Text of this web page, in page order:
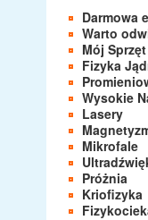
Darmowa
Warto
Mój Sprzęt
Fizyka
Wysokie
Lasery
Mikrofale
Próżnia
Kriofizyka